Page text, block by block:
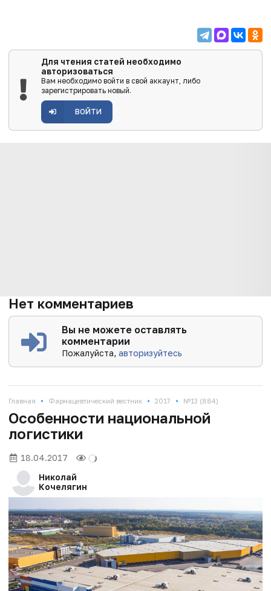
Для чтения статей необходимо
авторизоваться
Вам необходимо войти в свой аккаунт, либо
зарегистрировать новый.
ВОЙТИ
Нет комментариев
Вы не можете оставлять
комментарии
Пожалуйста,авторизуйтесь
Главная • Фармацевтический вестник • 2017 • №13 (884)
Особенности национальной
логистики
18.04.2017
Николай
Кочелягин